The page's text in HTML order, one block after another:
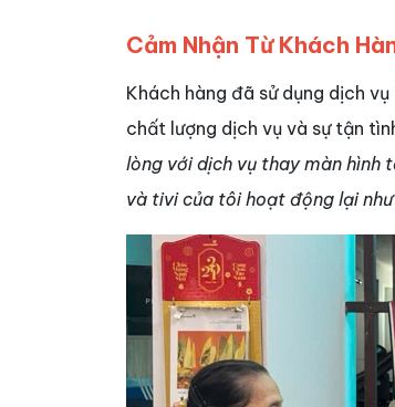
Cảm Nhận Từ Khách
Khách hàng đã sử dụng dịch
chất lượng dịch vụ và sự tận
lòng với dịch vụ thay màn hình
và tivi của tôi hoạt động lại như